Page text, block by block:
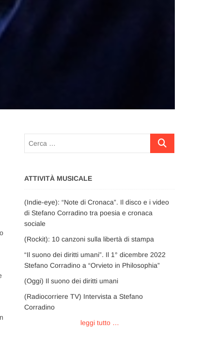
Cerca
ATTIVITÀ MUSICALE
(Indie-eye): “Note di Cronaca”. Il disco e i video
di Stefano Corradino tra poesia e cronaca
sociale
(Rockit): 10 canzoni sulla libertà di stampa
“Il suono dei diritti umani”. Il 1° dicembre 2022
Stefano Corradino a “Orvieto in Philosophia”
(Oggi) Il suono dei diritti umani
(Radiocorriere TV) Intervista a Stefano
Corradino
leggi tutto …